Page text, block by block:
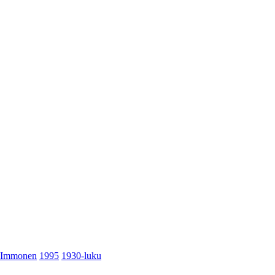
Immonen 1995 1930-luku